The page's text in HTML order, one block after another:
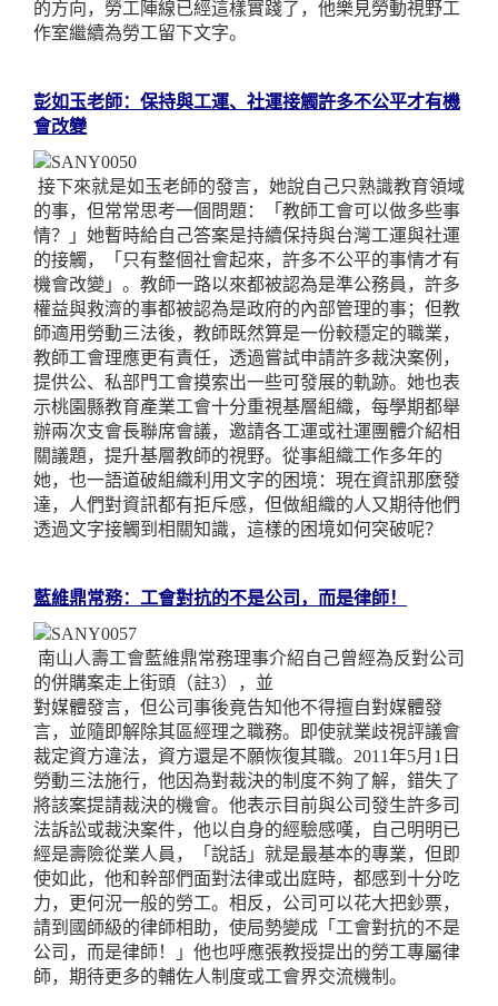
的方向，勞工陣線已經這樣實踐了，他樂見勞動視野工
作室繼續為勞工留下文字。
彭如玉老師：保持與工運、社運接觸許多不公平才有機
會改變
接下來就是如玉老師的發言，她說自己只熟識教育領域
的事，但常常思考一個問題：
「教師工會可以做多些事
情？」她暫時給自己答案是持續保持與台灣工運與社運
的接觸，「只有整個社會起來，許多不公平的事情才有
機會改變」。教師一路以來都被認為是準公務員，許多
權益與救濟的事都被認為是政府的內部管理的事；但教
師適用勞動三法後，教師既然算是一份較穩定的職業，
教師工會理應更有責任，透過嘗試申請許多裁決案例，
提供公、私部門工會摸索出一些可發展的軌跡。她也表
示桃園縣教育產業工會十分重視基層組織，每學期都舉
辦兩次支會長聯席會議，邀請各工運或社運團體介紹相
關議題，提升基層教師的視野。從事組織工作多年的
她，也一語道破組織利用文字的困境：現在資訊那麼發
達，人們對資訊都有拒斥感，但做組織的人又期待他們
透過文字接觸到相關知識，這樣的困境如何突破呢？
藍維鼎常務：工會對抗的不是公司，而是律師！
南山人壽工會藍維鼎常務理事介紹自己曾經為反對公司
的併購案走上街頭（註3），並
對媒體發言，但公司事後竟告知他不得擅自對媒體發
言，並隨即解除其區經理之職務。即使就業歧視評議會
裁定資方違法，資方還是不願恢復其職。 2011年5月 1 日
勞動三法施行，他因為對裁決的制度不夠了解，錯失了
將該案提請裁決的機會。他表示目前與公司發生許多司
法訴訟或裁決案件，他以自身的經驗感嘆，自己明明已
經是壽險從業人員，「說話」就是最基本的專業，但即
使如此，他和幹部們面對法律或出庭時，都感到十分吃
力，更何況一般的勞工。相反，公司可以花大把鈔票，
請到國師級的律師相助，使局勢變成「工會對抗的不是
公司，而是律師！」他也呼應張教授提出的勞工專屬律
師，期待更多的輔佐人制度或工會界交流機制。